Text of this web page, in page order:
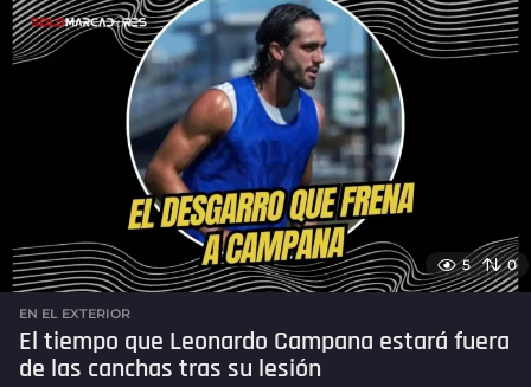
e
s
a
g
o
5 0
EN EL EXTERIOR
El tiempo que Leonardo Campana estará fuera
de las canchas tras su lesión